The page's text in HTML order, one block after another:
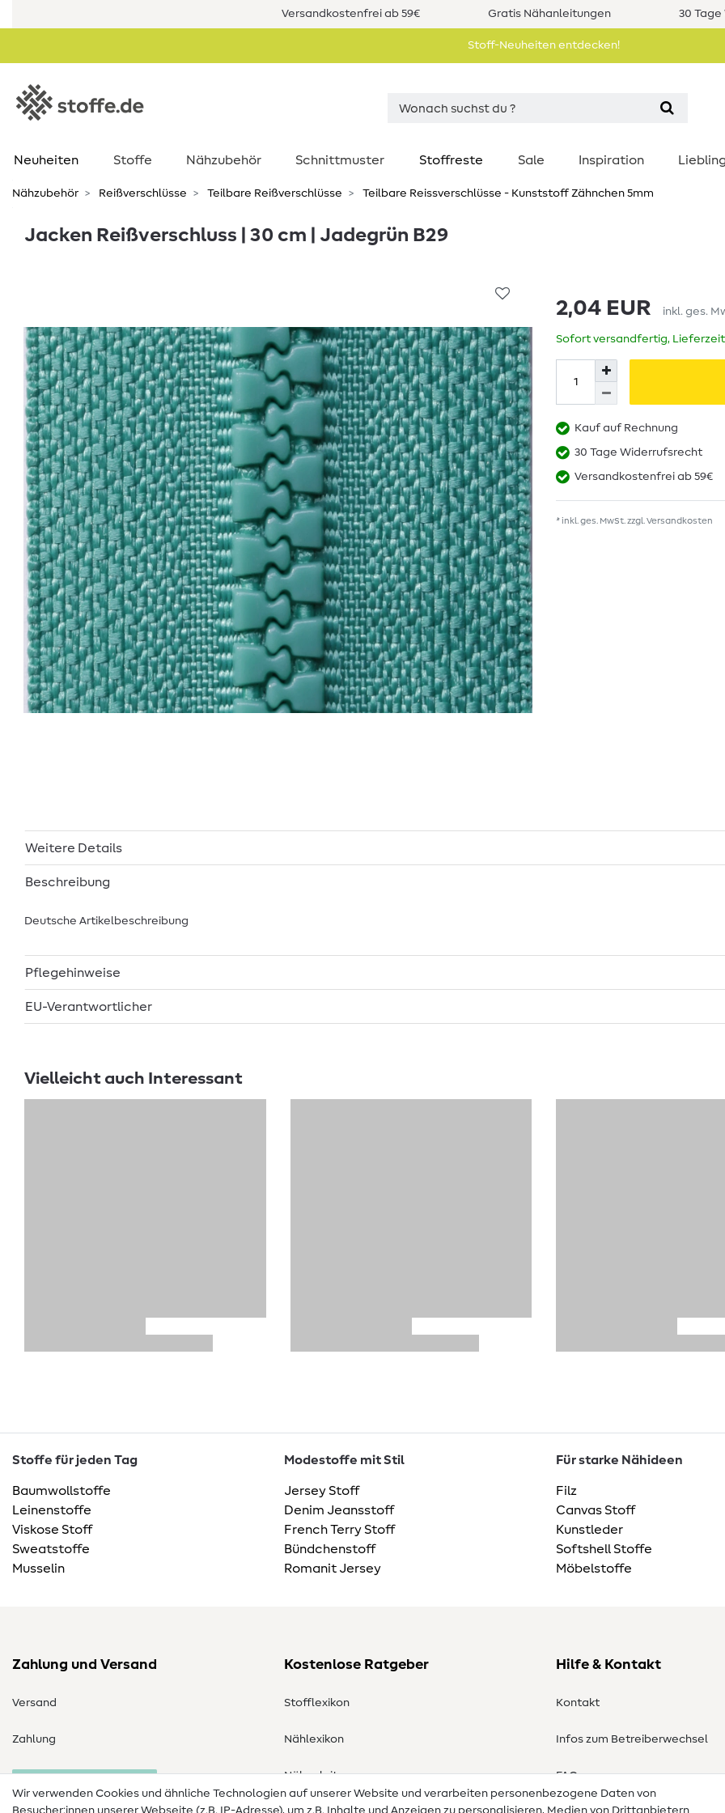
Versandkostenfrei ab 59€ Gratis Nähanleitungen 30
Stoff-Neuheiten entdecken!
Neuheiten Stoffe Nähzubehör Schnittmuster Stoffreste Sale Inspiration
Nähzubehör Reißverschlüsse Teilbare Reißverschlüsse Teilbare Reissverschlüsse - Kunststoff Zähnchen 5mm
Jacken Reißverschluss | 30 cm | Jadegrün B29
2,04 EUR inkl. ges.
Sofort versandfertig,
Kauf auf Rechnung
30 Tage Widerrufsrecht
Versandkostenfrei ab 59€
* inkl. ges. MwSt. zzgl. Versandkosten
Weitere Details
Beschreibung
Deutsche Artikelbeschreibung
Pflegehinweise
EU-Verantwortlicher
Vielleicht auch Interessant
Stoffe für jeden Tag
Baumwollstoffe
Leinenstoffe
Viskose Stoff
Sweatstoffe
Musselin
Modestoffe mit Stil
Jersey Stoff
Denim Jeansstoff
French Terry Stoff
Bündchenstoff
Romanit Jersey
Für starke Nähideen
Filz
Canvas Stoff
Kunstleder
Softshell Stoffe
Möbelstoffe
Zahlung und Versand
Versand
Zahlung
Kostenlose Ratgeber
Stofflexikon
Nählexikon
Nähanleitungen
Hilfe & Kontakt
Kontakt
Infos zum Betreiberwechsel
FAQ
Wir verwenden Cookies und ähnliche Technologien auf unserer Website und verarbeiten personenbezogene Daten von
Besucher:innen unserer Webseite (z.B. IP-Adresse), um z.B. Inhalte und Anzeigen zu personalisieren, Medien von Drittanbietern